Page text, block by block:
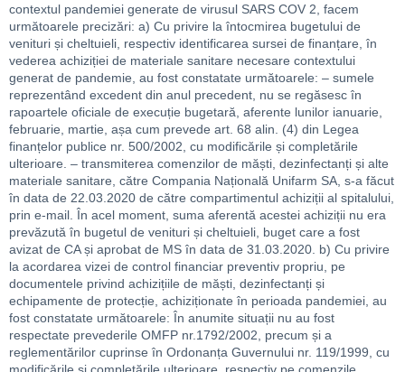
contextul pandemiei generate de virusul SARS COV 2, facem
următoarele precizări: a) Cu privire la întocmirea bugetului de
venituri și cheltuieli, respectiv identificarea sursei de finanțare, în
vederea achiziției de materiale sanitare necesare contextului
generat de pandemie, au fost constatate următoarele: – sumele
reprezentând excedent din anul precedent, nu se regăsesc în
rapoartele oficiale de execuție bugetară, aferente lunilor ianuarie,
februarie, martie, așa cum prevede art. 68 alin. (4) din Legea
finanțelor publice nr. 500/2002, cu modificările și completările
ulterioare. – transmiterea comenzilor de măști, dezinfectanți și alte
materiale sanitare, către Compania Națională Unifarm SA, s-a făcut
în data de 22.03.2020 de către compartimentul achiziții al spitalului,
prin e-mail. În acel moment, suma aferentă acestei achiziții nu era
prevăzută în bugetul de venituri și cheltuieli, buget care a fost
avizat de CA și aprobat de MS în data de 31.03.2020. b) Cu privire
la acordarea vizei de control financiar preventiv propriu, pe
documentele privind achizițiile de măști, dezinfectanți și
echipamente de protecție, achiziționate în perioada pandemiei, au
fost constatate următoarele: În anumite situații nu au fost
respectate prevederile OMFP nr.1792/2002, precum și a
reglementărilor cuprinse în Ordonanța Guvernului nr. 119/1999, cu
modificările și completările ulterioare, respectiv pe comenzile